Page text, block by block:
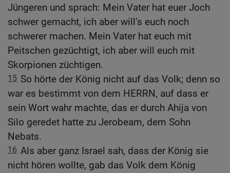
Jüngeren und sprach: Mein Vater hat euer Joch
schwer gemacht, ich aber will’s euch noch
schwerer machen. Mein Vater hat euch mit
Peitschen gezüchtigt, ich aber will euch mit
Skorpionen züchtigen.
15 So hörte der König nicht auf das Volk; denn so
war es bestimmt von dem HERRN, auf dass er
sein Wort wahr machte, das er durch Ahija von
Silo geredet hatte zu Jerobeam, dem Sohn
Nebats.
16 Als aber ganz Israel sah, dass der König sie
nicht hören wollte, gab das Volk dem König